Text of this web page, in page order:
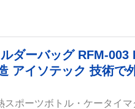
ダーバッグ RFM-
アイソテック 技術で
スポーツボトル・ケータイ